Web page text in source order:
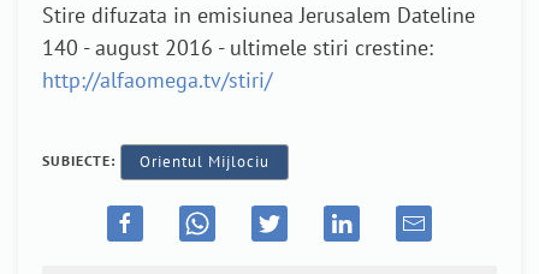
Stire difuzata in emisiunea Jerusalem Dateline
140 - august 2016 - ultimele stiri crestine:
http://alfaomega.tv/stiri/
SUBIECTE: Orientul Mijlociu